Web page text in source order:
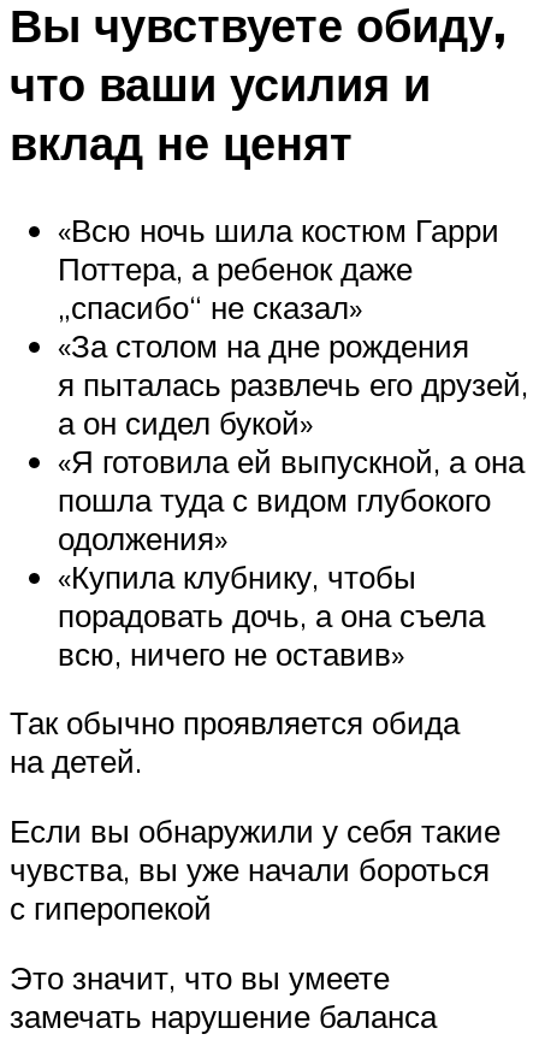
Вы чувствуете обиду,
что ваши усилия и
вклад не ценят
«Всю ночь шила костюм Гарри
Поттера, а ребенок даже
„спасибо“ не сказал»
«За столом на дне рождения
я пыталась развлечь его друзей,
а он сидел букой»
«Я готовила ей выпускной, а она
пошла туда с видом глубокого
одолжения»
«Купила клубнику, чтобы
порадовать дочь, а она съела
всю, ничего не оставив»
Так обычно проявляется обида
на детей.
Если вы обнаружили у себя такие
чувства, вы уже начали бороться
с гиперопекой
Это значит, что вы умеете
замечать нарушение баланса